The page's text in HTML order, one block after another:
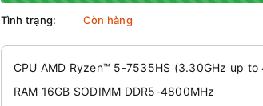
Tình trạng: Còn hàng
CPU AMD Ryzen™ 5-7535HS (3.30GHz up to
RAM 16GB SODIMM DDR5-4800MHz